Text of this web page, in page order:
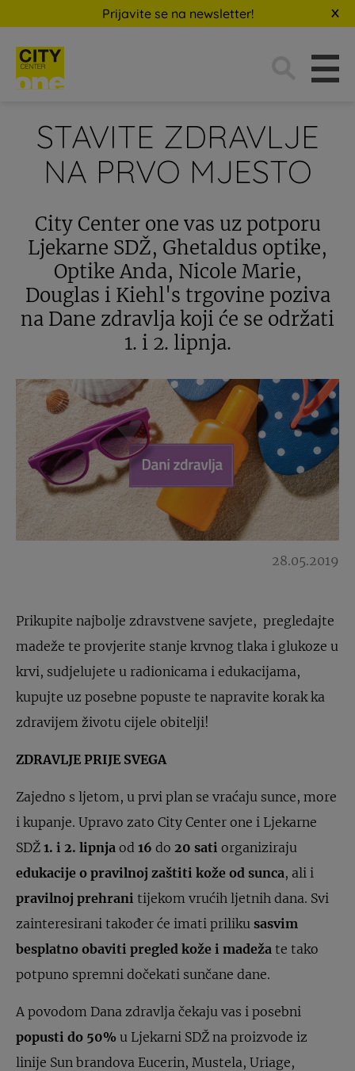
Prijavite se na newsletter!
STAVITE ZDRAVLJE
NA PRVO MJESTO
City Center one vas uz potporu
Ljekarne SDŽ, Ghetaldus optike,
Optike Anda, Nicole Marie,
Douglas i Kiehl's trgovine poziva
na Dane zdravlja koji će se održati
1. i 2. lipnja.
28.05.2019
Prikupite najbolje zdravstvene savjete, pregledajte
madeže te provjerite stanje krvnog tlaka i glukoze u
krvi, sudjelujete u radionicama i edukacijama,
kupujte uz posebne popuste te napravite korak ka
zdravijem životu cijele obitelji!
ZDRAVLJE PRIJE SVEGA
Zajedno s ljetom, u prvi plan se vraćaju sunce, more
i kupanje. Upravo zato City Center one i Ljekarne
SDŽ 1. i 2. lipnja od 16 do 20 sati organiziraju
edukacije o pravilnoj zaštiti kože od sunca, ali i
pravilnoj prehrani tijekom vrućih ljetnih dana. Svi
zainteresirani također će imati priliku sasvim
besplatno obaviti pregled kože i madeža te tako
potpuno spremni dočekati sunčane dane.
A povodom Dana zdravlja čekaju vas i posebni
popusti do 50% u Ljekarni SDŽ na proizvode iz
linije Sun brandova Eucerin, Mustela, Uriage,